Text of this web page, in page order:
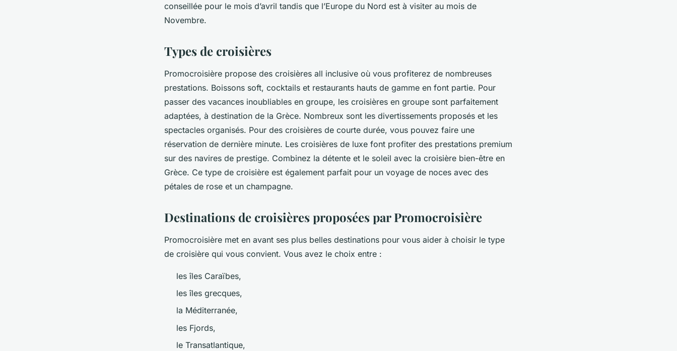
conseillée pour le mois d’avril tandis que l’Europe du Nord est à visiter au mois de
Novembre.
Types de croisières
Promocroisière propose des croisières all inclusive où vous profiterez de nombreuses
prestations. Boissons soft, cocktails et restaurants hauts de gamme en font partie. Pour
passer des vacances inoubliables en groupe, les croisières en groupe sont parfaitement
adaptées, à destination de la Grèce. Nombreux sont les divertissements proposés et les
spectacles organisés. Pour des croisières de courte durée, vous pouvez faire une
réservation de dernière minute. Les croisières de luxe font profiter des prestations premium
sur des navires de prestige. Combinez la détente et le soleil avec la croisière bien-être en
Grèce. Ce type de croisière est également parfait pour un voyage de noces avec des
pétales de rose et un champagne.
Destinations de croisières proposées par Promocroisière
Promocroisière met en avant ses plus belles destinations pour vous aider à choisir le type
de croisière qui vous convient. Vous avez le choix entre :
les îles Caraïbes,
les îles grecques,
la Méditerranée,
les Fjords,
le Transatlantique,